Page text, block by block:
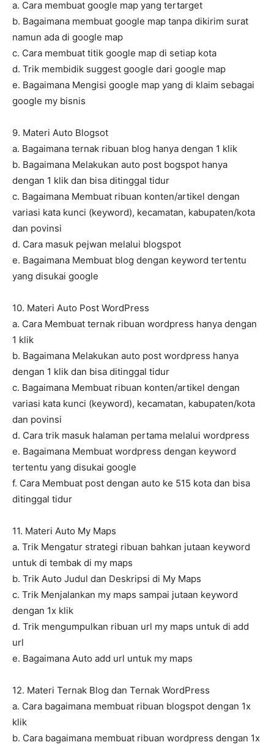
a. Cara membuat google map yang tertarget
b. Bagaimana membuat google map tanpa dikirim surat
namun ada di google map
c. Cara membuat titik google map di setiap kota
d. Trik membidik suggest google dari google map
e. Bagaimana Mengisi google map yang di klaim sebagai
google my bisnis
9. Materi Auto Blogsot
a. Bagaimana ternak ribuan blog hanya dengan 1 klik
b. Bagaimana Melakukan auto post bogspot hanya
dengan 1 klik dan bisa ditinggal tidur
c. Bagaimana Membuat ribuan konten/artikel dengan
variasi kata kunci (keyword), kecamatan, kabupaten/kota
dan povinsi
d. Cara masuk pejwan melalui blogspot
e. Bagaimana Membuat blog dengan keyword tertentu
yang disukai google
10. Materi Auto Post WordPress
a. Cara Membuat ternak ribuan wordpress hanya dengan
1 klik
b. Bagaimana Melakukan auto post wordpress hanya
dengan 1 klik dan bisa ditinggal tidur
c. Bagaimana Membuat ribuan konten/artikel dengan
variasi kata kunci (keyword), kecamatan, kabupaten/kota
dan povinsi
d. Cara trik masuk halaman pertama melalui wordpress
e. Bagaimana Membuat wordpress dengan keyword
tertentu yang disukai google
f. Cara Membuat post dengan auto ke 515 kota dan bisa
ditinggal tidur
11. Materi Auto My Maps
a. Trik Mengatur strategi ribuan bahkan jutaan keyword
untuk di tembak di my maps
b. Trik Auto Judul dan Deskripsi di My Maps
c. Trik Menjalankan my maps sampai jutaan keyword
dengan 1x klik
d. Trik mengumpulkan ribuan url my maps untuk di add
url
e. Bagaimana Auto add url untuk my maps
12. Materi Ternak Blog dan Ternak WordPress
a. Cara bagaimana membuat ribuan blogspot dengan 1x
klik
b. Cara bagaimana membuat ribuan wordpress dengan 1x